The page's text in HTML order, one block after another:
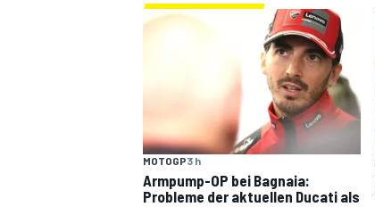
MOTOGP3 h
Armpump-OP bei Bagnaia:
Probleme der aktuellen Ducati als